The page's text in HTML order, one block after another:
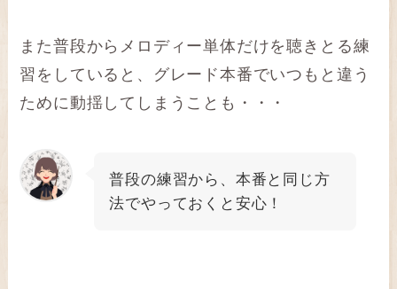
また普段からメロディー単体だけを聴きとる練
習をしていると、グレード本番でいつもと違う
ために動揺してしまうことも・・・
普段の練習から、本番と同じ方
法でやっておくと安心！